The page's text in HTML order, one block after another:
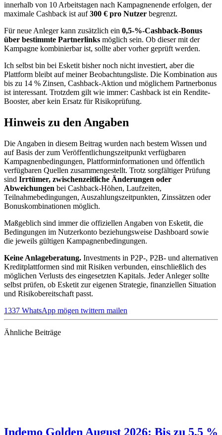
innerhalb von 10 Arbeitstagen nach Kampagnenende erfolgen, der
maximale Cashback ist auf300 € pro Nutzer begrenzt.
Für neue Anleger kann zusätzlich ein 0,5-%-Cashback-Bonus
über bestimmte Partnerlinks möglich sein. Ob dieser mit der
Kampagne kombinierbar ist, sollte aber vorher geprüft werden.
Ich selbst bin bei Esketit bisher noch nicht investiert, aber die
Plattform bleibt auf meiner Beobachtungsliste. Die Kombination aus
bis zu 14 % Zinsen, Cashback-Aktion und möglichem Partnerbonus
ist interessant. Trotzdem gilt wie immer: Cashback ist ein Rendite-
Booster, aber kein Ersatz für Risikoprüfung.
Hinweis zu den Angaben
Die Angaben in diesem Beitrag wurden nach bestem Wissen und
auf Basis der zum Veröffentlichungszeitpunkt verfügbaren
Kampagnenbedingungen, Plattforminformationen und öffentlich
verfügbaren Quellen zusammengestellt. Trotz sorgfältiger Prüfung
sind Irrtümer, zwischenzeitliche Änderungen oder
Abweichungen bei Cashback-Höhen, Laufzeiten,
Teilnahmebedingungen, Auszahlungszeitpunkten, Zinssätzen oder
Bonuskombinationen möglich.
Maßgeblich sind immer die offiziellen Angaben von Esketit, die
Bedingungen im Nutzerkonto beziehungsweise Dashboard sowie
die jeweils gültigen Kampagnenbedingungen.
Keine Anlageberatung. Investments in P2P-, P2B- und alternativen
Kreditplattformen sind mit Risiken verbunden, einschließlich des
möglichen Verlusts des eingesetzten Kapitals. Jeder Anleger sollte
selbst prüfen, ob Esketit zur eigenen Strategie, finanziellen Situation
und Risikobereitschaft passt.
1337 WhatsApp mögen twittern mailen
Ähnliche Beiträge
Indemo Golden August 2026: Bis zu 5,5 %